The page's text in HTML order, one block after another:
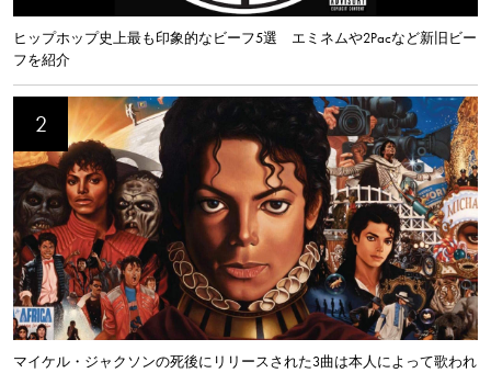
ヒップホップ史上最も印象的なビーフ5選 エミネムや2Pacなど新旧ビー
フを紹介
マイケル・ジャクソンの死後にリリースされた3曲は本人によって歌われ